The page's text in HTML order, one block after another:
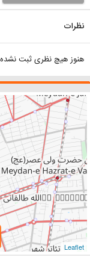
نظرات
هنوز هیچ نظری ثبت
Leaflet